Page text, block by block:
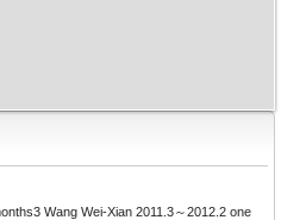
Wang Wei-Xian 2011.3～2012.2 one